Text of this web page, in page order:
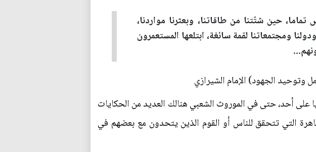
حين شتّتنا من طاقاتنا، وبعثرنا مواردنا،
ومجتمعاتنا لقمة سائغة، ابتلعها المستعمرون
وتوحيد الجهود) الإمام الشيرازي
على أحد، حتى في الموروث الشعبي هنالك العديد من الحكايات
التي تتحقق للناس أو القوم الذين يتحدون مع بعضهم في